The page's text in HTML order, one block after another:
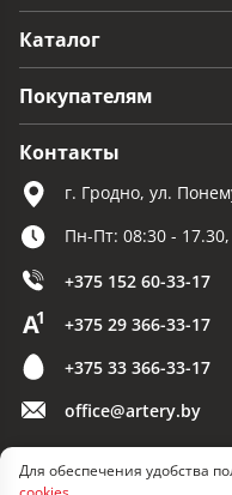
Для обеспечения удобства
Каталог
Покупателям
Контакты
г. Гродно, ул.
Пн-Пт: 08:30 -
+375 152 60-33-17
+375 29 366-33-17
+375 33 366-33-17
office@artery.by
© 2026 ООО «Артерия»